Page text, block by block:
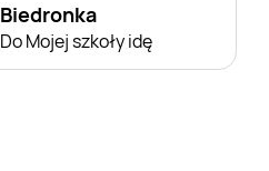
Biedronka
Do Mojej szkoły idę